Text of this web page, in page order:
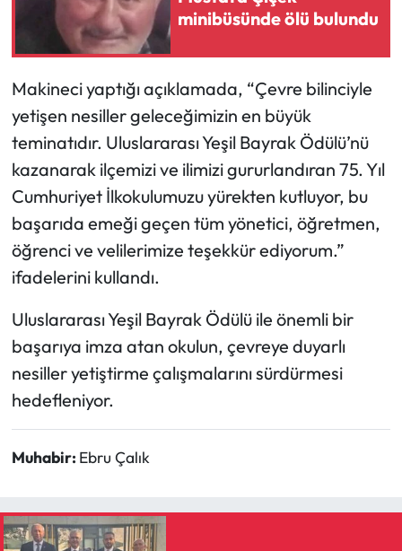
minibüsünde ölü bulundu
Makineci yaptığı açıklamada, “Çevre bilinciyle
yetişen nesiller geleceğimizin en büyük
teminatıdır. Uluslararası Yeşil Bayrak Ödülü’nü
kazanarak ilçemizi ve ilimizi gururlandıran 75. Yıl
Cumhuriyet İlkokulumuzu yürekten kutluyor, bu
başarıda emeği geçen tüm yönetici, öğretmen,
öğrenci ve velilerimize teşekkür ediyorum.”
ifadelerini kullandı.
Uluslararası Yeşil Bayrak Ödülü ile önemli bir
başarıya imza atan okulun, çevreye duyarlı
nesiller yetiştirme çalışmalarını sürdürmesi
hedefleniyor.
Muhabir: Ebru Çalık